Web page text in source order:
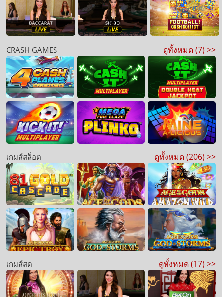
CRASH GAMES ดูทั้งหมด (7) >>
เกมส์สล็อต ดูทั้งหมด (206) >>
เกมส์สด ดูทั้งหมด (17) >>